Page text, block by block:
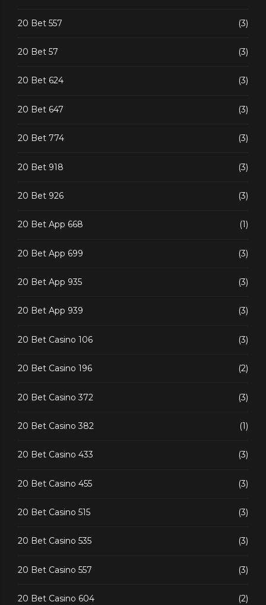
20 Bet 557 (3)
20 Bet 57 (3)
20 Bet 624 (3)
20 Bet 647 (3)
20 Bet 774 (3)
20 Bet 918 (3)
20 Bet 926 (3)
20 Bet App 668 (1)
20 Bet App 699 (3)
20 Bet App 935 (3)
20 Bet App 939 (3)
20 Bet Casino 106 (3)
20 Bet Casino 196 (2)
20 Bet Casino 372 (3)
20 Bet Casino 382 (1)
20 Bet Casino 433 (3)
20 Bet Casino 455 (3)
20 Bet Casino 515 (3)
20 Bet Casino 535 (3)
20 Bet Casino 557 (3)
20 Bet Casino 604 (2)